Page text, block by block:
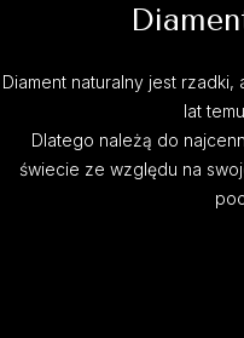
Diament naturalny jest
lat
Dlatego należą do
świecie ze względu na